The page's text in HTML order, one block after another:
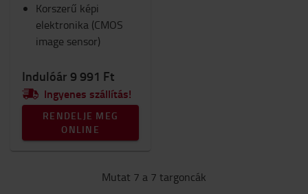
Korszerű képi
elektronika (CMOS
image sensor)
Indulóár 9 991 Ft
Ingyenes szállítás!
RENDELJE MEG
ONLINE
Mutat 7 a 7 targoncák